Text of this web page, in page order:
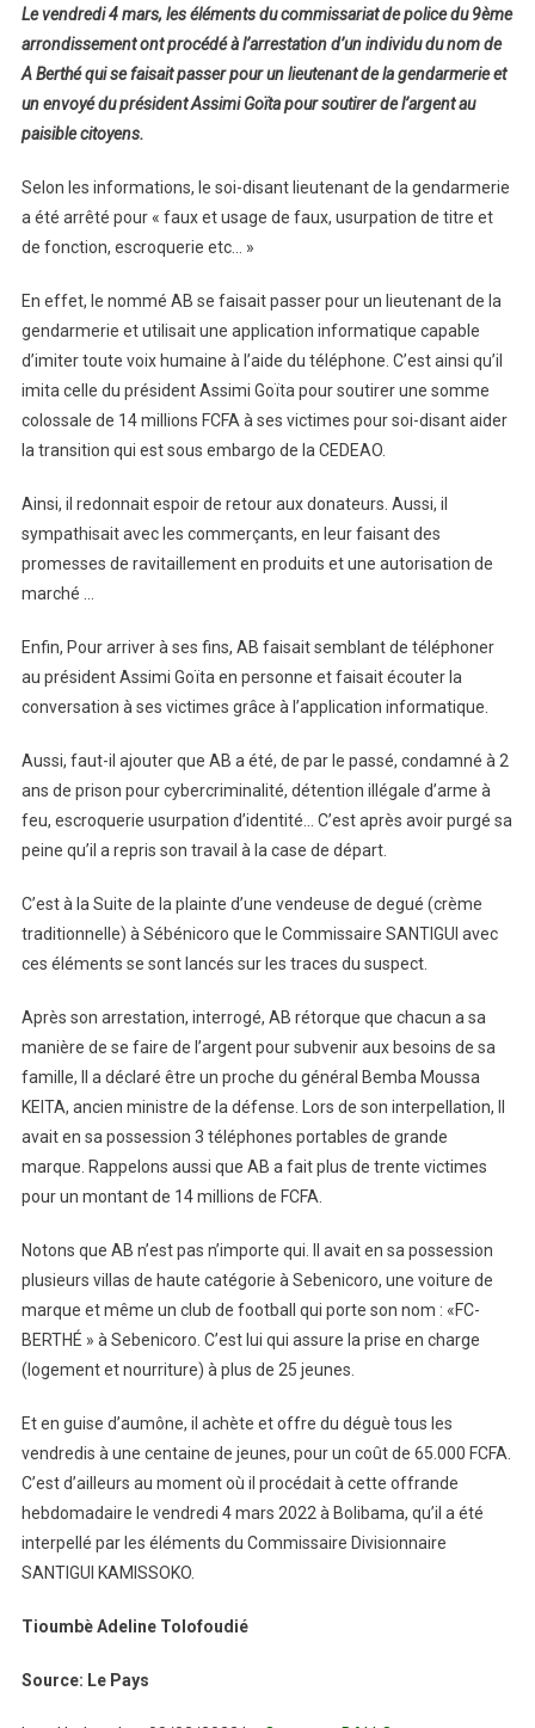
Le vendredi 4 mars, les éléments du commissariat de police du 9ème
arrondissement ont procédé à l’arrestation d’un individu du nom de
A Berthé qui se faisait passer pour un lieutenant de la gendarmerie et
un envoyé du président Assimi Goïta pour soutirer de l’argent au
paisible citoyens.
Selon les informations, le soi-disant lieutenant de la gendarmerie
a été arrêté pour « faux et usage de faux, usurpation de titre et
de fonction, escroquerie etc… »
En effet, le nommé AB se faisait passer pour un lieutenant de la
gendarmerie et utilisait une application informatique capable
d’imiter toute voix humaine à l’aide du téléphone. C’est ainsi qu’il
imita celle du président Assimi Goïta pour soutirer une somme
colossale de 14 millions FCFA à ses victimes pour soi-disant aider
la transition qui est sous embargo de la CEDEAO.
Ainsi, il redonnait espoir de retour aux donateurs. Aussi, il
sympathisait avec les commerçants, en leur faisant des
promesses de ravitaillement en produits et une autorisation de
marché …
Enfin, Pour arriver à ses fins, AB faisait semblant de téléphoner
au président Assimi Goïta en personne et faisait écouter la
conversation à ses victimes grâce à l’application informatique.
Aussi, faut-il ajouter que AB a été, de par le passé, condamné à 2
ans de prison pour cybercriminalité, détention illégale d’arme à
feu, escroquerie usurpation d’identité… C’est après avoir purgé sa
peine qu’il a repris son travail à la case de départ.
C’est à la Suite de la plainte d’une vendeuse de degué (crème
traditionnelle) à Sébénicoro que le Commissaire SANTIGUI avec
ces éléments se sont lancés sur les traces du suspect.
Après son arrestation, interrogé, AB rétorque que chacun a sa
manière de se faire de l’argent pour subvenir aux besoins de sa
famille, Il a déclaré être un proche du général Bemba Moussa
KEITA, ancien ministre de la défense. Lors de son interpellation, Il
avait en sa possession 3 téléphones portables de grande
marque. Rappelons aussi que AB a fait plus de trente victimes
pour un montant de 14 millions de FCFA.
Notons que AB n’est pas n’importe qui. Il avait en sa possession
plusieurs villas de haute catégorie à Sebenicoro, une voiture de
marque et même un club de football qui porte son nom : «FC-
BERTHÉ » à Sebenicoro. C’est lui qui assure la prise en charge
(logement et nourriture) à plus de 25 jeunes.
Et en guise d’aumône, il achète et offre du déguè tous les
vendredis à une centaine de jeunes, pour un coût de 65.000 FCFA.
C’est d’ailleurs au moment où il procédait à cette offrande
hebdomadaire le vendredi 4 mars 2022 à Bolibama, qu’il a été
interpellé par les éléments du Commissaire Divisionnaire
SANTIGUI KAMISSOKO.
Tioumbè Adeline Tolofoudié
Source: Le Pays